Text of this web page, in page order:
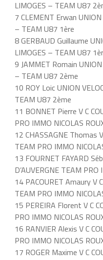
LIMOGES – TEAM U87
7 CLEMENT Erwan
– TEAM U87 1ère
8 GERBAUD Guillaume
LIMOGES – TEAM U87
9 JAMMET Romain
– TEAM U87 2ème
10 ROY Loic UNION
TEAM U87 2ème
11 BONNET Pierre V C
PRO IMMO NICOLAS
12 CHASSAGNE Thomas
TEAM PRO IMMO
13 FOURNET FAYARD
D’AUVERGNE TEAM
14 PACOURET Amaury V
TEAM PRO IMMO
15 PEREIRA Florent V C
PRO IMMO NICOLAS
16 RANVIER Alexis V C
PRO IMMO NICOLAS
17 ROGER Maxime V C